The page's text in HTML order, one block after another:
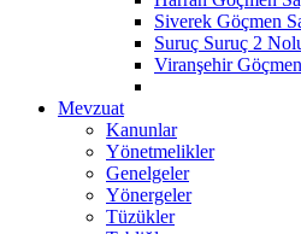
Siverek Göçmen
Suruç Suruç 2
Viranşehir
Mevzuat
Kanunlar
Yönetmelikler
Genelgeler
Yönergeler
Tüzükler